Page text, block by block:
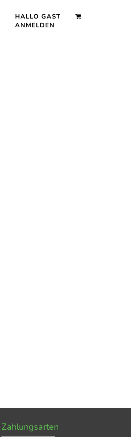
HALLO GAST
ANMELDEN
Zahlungsarten